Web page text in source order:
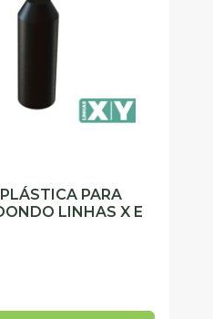
PARA
LINHAS X E